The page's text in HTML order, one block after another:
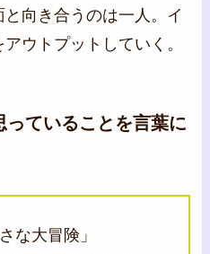
向き合うのは一人。イ
ウトプットしていく。
っていることを言葉に
な大冒険」